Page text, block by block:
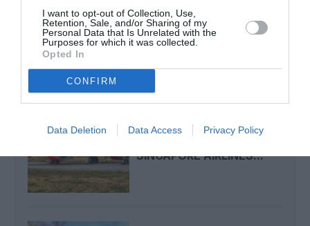
I want to opt-out of Collection, Use,
Retention, Sale, and/or Sharing of my
Personal Data that Is Unrelated with the
Purposes for which it was collected.
Opted In
CONFIRM
Data Deletion Data Access Privacy Policy
singapore airlines Thai Airways
AIR INDIA ET LA FILIALE
SINGAPORE AIRLINES...